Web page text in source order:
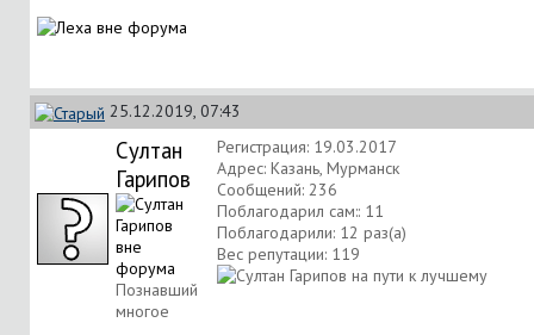
25.12.2019, 07:43
Султан
Гарипов
Познавший
многое
Регистрация: 19.03.2017
Адрес: Казань, Мурманск
Сообщений: 236
Поблагодарил сам:: 11
Поблагодарили: 12 раз(а)
Вес репутации: 119